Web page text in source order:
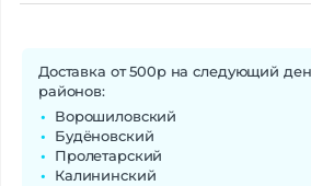
Доставка от 500р на следующий
районов:
Ворошиловский
Будёновский
Пролетарский
Калининский